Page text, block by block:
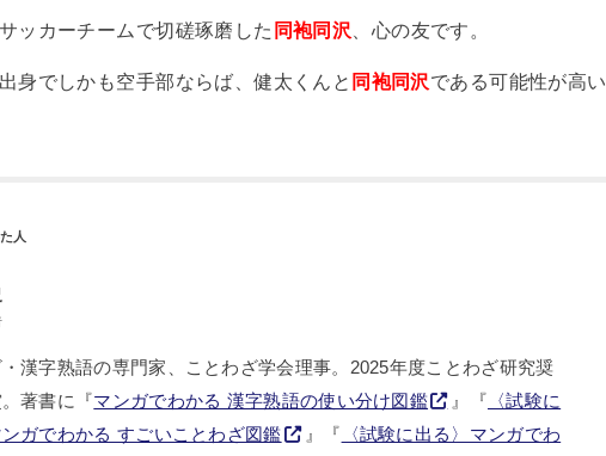
ッカーチームで切磋琢磨した 同袍同沢 、心の友です。
身でしかも空手部ならば、健太くんと 同袍同沢である可能性が高い
・漢字熟語の専門家、ことわざ学会理事。2025年度ことわざ研究奨
著書に『マンガでわかる 漢字熟語の使い分け図鑑 』『 〈試験に
ガでわかる すごいことわざ図鑑
』『 〈試験に出る〉マンガでわ